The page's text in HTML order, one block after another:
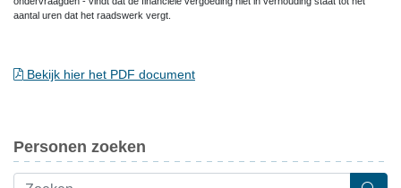
aantal uren dat het raadswerk vergt.
Bekijk hier het PDF document
Personen zoeken